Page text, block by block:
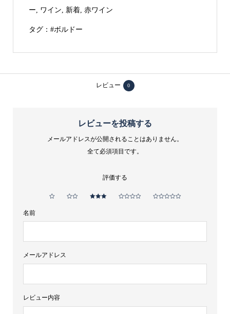
ー
ワイン 新着, 赤ワイン
タグ： #ボルドー
レビュー 0
レビューを投稿する
メールアドレスが公開されることはありません。
全て必須項目です。
評価する
レビュー内容
名前
メールアドレス